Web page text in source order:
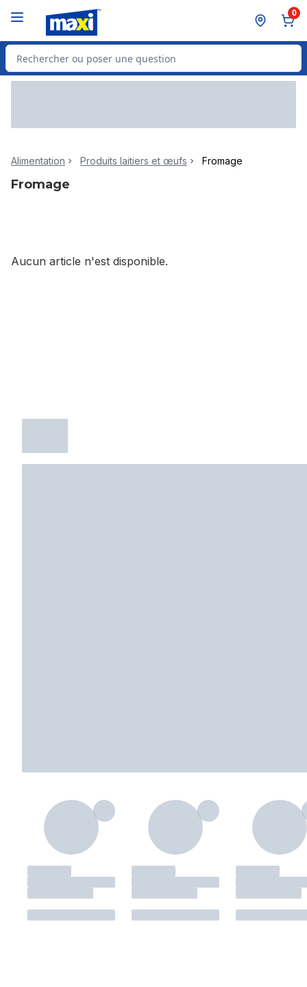
0
Rechercher des produits
Alimentation Produits laitiers et œufs Fromage
Fromage
Aucun article n'est disponible.